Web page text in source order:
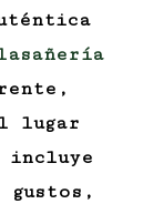
lugar
incluye